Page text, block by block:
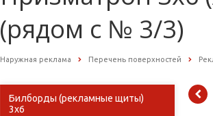
(рядом с № 3/3)
Наружная реклама Перечень поверхностей
Билборды (рекламные щиты)
3х6